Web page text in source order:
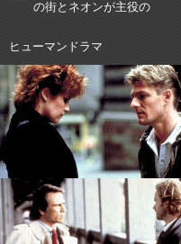
の街とネオンが主役の
ヒューマンドラマ